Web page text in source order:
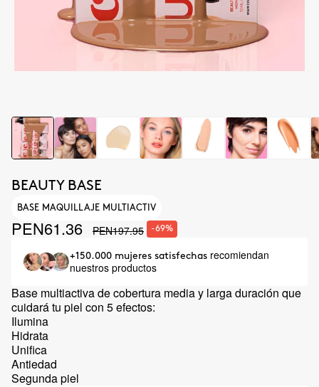
BEAUTY BASE
BASE MAQUILLAJE MULTIACTIV
PEN61.36 PEN197.95 -69%
+150.000 mujeres satisfechas recomiendan
nuestros productos
Base multiactiva de cobertura media y larga duración que
cuidará tu piel con 5 efectos:
Ilumina
Hidrata
Unifica
Antiedad
Segunda piel